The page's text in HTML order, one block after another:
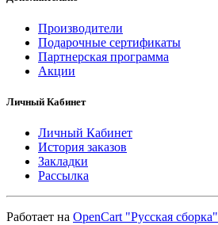
Производители
Подарочные сертификаты
Партнерская программа
Акции
Личный Кабинет
Личный Кабинет
История заказов
Закладки
Рассылка
Работает на OpenCart "Русская сборка"